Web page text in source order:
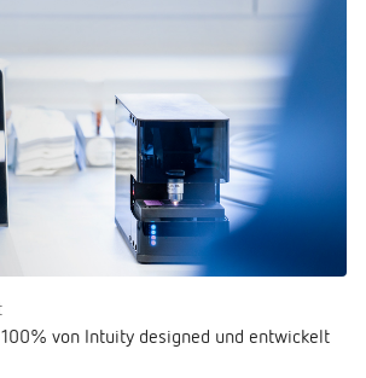
von Intuity designed und entwickelt